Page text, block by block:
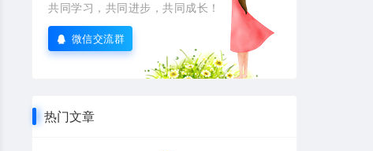
共同学习，共同进步，共同成长！
微信交流群
热门文章